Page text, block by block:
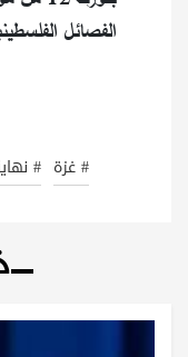
الفصائل
# غزة #